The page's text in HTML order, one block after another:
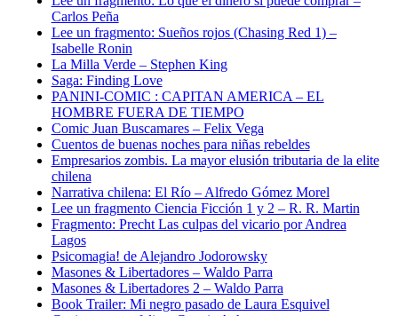
Carlos Peña
Lee un fragmento: Sueños rojos (Chasing Red 1) –
Isabelle Ronin
La Milla Verde – Stephen King
Saga: Finding Love
PANINI-COMIC : CAPITAN AMERICA – EL
HOMBRE FUERA DE TIEMPO
Comic Juan Buscamares – Felix Vega
Cuentos de buenas noches para niñas rebeldes
Empresarios zombis. La mayor elusión tributaria de la elite
chilena
Narrativa chilena: El Río – Alfredo Gómez Morel
Lee un fragmento Ciencia Ficción 1 y 2 – R. R. Martin
Fragmento: Precht Las culpas del vicario por Andrea
Lagos
Psicomagia! de Alejandro Jodorowsky
Masones & Libertadores – Waldo Parra
Masones & Libertadores 2 – Waldo Parra
Book Trailer: Mi negro pasado de Laura Esquivel